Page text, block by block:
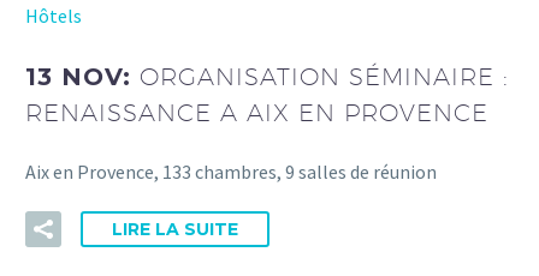
Hôtels
13 NOV: ORGANISATION SÉMINAIRE :
RENAISSANCE A AIX EN PROVENCE
Aix en Provence, 133 chambres, 9 salles de réunion
LIRE LA SUITE